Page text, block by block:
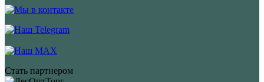
Стать партнером